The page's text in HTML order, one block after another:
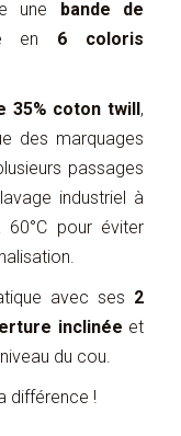
une
bande de
en 6 coloris
35% coton twill ,
des marquages
passages
industriel à
pour éviter
avec ses 2
inclinée et
du cou.
différence !